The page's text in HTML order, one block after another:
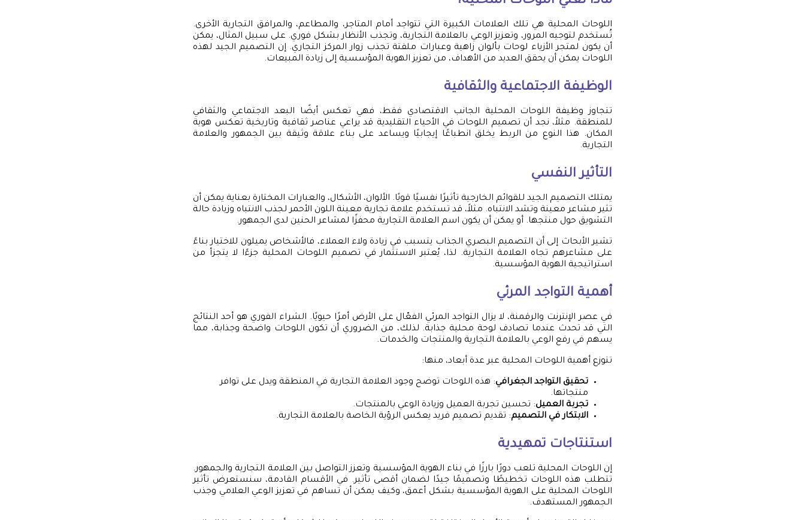
اللوحات المحلية هي تلك العلامات الكبيرة التي تتواجد أمام المتاجر، والمطاعم، والمرافق التجارية الأخرى.
تُستخدم لتوجيه المرور، وتعزيز الوعي بالعلامة التجارية، وتجذب الأنظار بشكل فوري. على سبيل المثال، يمكن
أن يكون لمتجر الأزياء لوحات بألوان زاهية وعبارات ملفتة تجذب زوار المركز التجاري. إن التصميم الجيد لهذه
اللوحات يمكن أن يحقق العديد من الأهداف، من تعزيز الهوية المؤسسية إلى زيادة المبيعات.
الوظيفة الاجتماعية والثقافية
تتجاوز وظيفة اللوحات المحلية الجانب الاقتصادي فقط، فهي تعكس أيضًا البعد الاجتماعي والثقافي
للمنطقة. مثلاً، نجد أن تصميم اللوحات في الأحياء التقليدية قد يراعي عناصر ثقافية وتاريخية تعكس هوية
المكان. هذا النوع من الربط يخلق انطباعًا إيجابيًا ويساعد على بناء علاقة وثيقة بين الجمهور والعلامة
التجارية.
التأثير النفسي
يمتلك التصميم الجيد للقوائم الخارجية تأثيرًا نفسيًا قويًا. الألوان، الأشكال، والعبارات المختارة بعناية يمكن أن
تثير مشاعر معينة وتشد الانتباه. مثلاً، قد تستخدم علامة تجارية معينة اللون الأحمر لجذب الانتباه وزيادة حالة
التشويق حول منتجها. أو يمكن أن يكون اسم العلامة التجارية محفزًا لمشاعر الحنين لدى الجمهور.
تشير الأبحاث إلى أن التصميم البصري الجذاب يتسبب في زيادة ولاء العملاء، فالأشخاص يميلون للاختيار بناءً
على مشاعرهم تجاه العلامة التجارية. لذا، يُعتبر الاستثمار في تصميم اللوحات المحلية جزءًا لا يتجزأ من
استراتيجية الهوية المؤسسية.
أهمية التواجد المرئي
في عصر الإنترنت والرقمنة، لا يزال التواجد المرئي الفعّال على الأرض أمرًا حيويًا. الشراء الفوري هو أحد النتائج
التي قد تحدث عندما تصادف لوحة محلية جذابة. لذلك، من الضروري أن تكون اللوحات واضحة وجذابة، مما
يسهم في رفع الوعي بالعلامة التجارية والمنتجات والخدمات.
تتوزع أهمية اللوحات المحلية عبر عدة أبعاد، منها:
تحقيق التواجد الجغرافي: هذه اللوحات توضح وجود العلامة التجارية في المنطقة ويدل على توافر
منتجاتها.
تجربة العميل: تحسين تجربة العميل وزيادة الوعي بالمنتجات.
الابتكار في التصميم: تقديم تصميم فريد يعكس الرؤية الخاصة بالعلامة التجارية.
استنتاجات تمهيدية
إن اللوحات المحلية تلعب دورًا بارزًا في بناء الهوية المؤسسية وتعزز التواصل بين العلامة التجارية والجمهور.
تتطلب هذه اللوحات تخطيطًا وتصميمًا جيدًا لضمان أقصى تأثير. في الأقسام القادمة، سنستعرض تأثير
اللوحات المحلية على الهوية المؤسسية بشكل أعمق، وكيف يمكن أن تساهم في تعزيز الوعي العلامي وجذب
الجمهور المستهدف.